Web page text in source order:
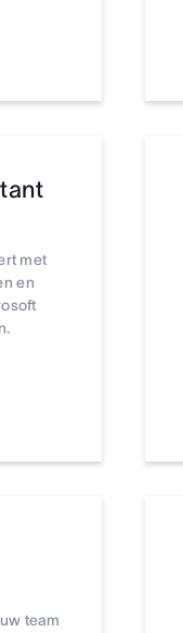
met
en
team